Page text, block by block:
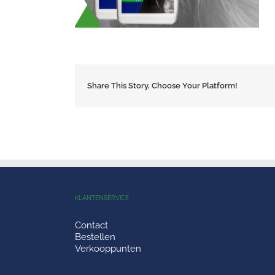
Share This Story, Choose Your Platform!
KLANTENSERVICE
Contact
Bestellen
Verkooppunten